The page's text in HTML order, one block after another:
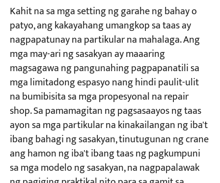
Kahit na sa mga setting ng garahe ng bahay o
patyo, ang kakayahang umangkop sa taas ay
nagpapatunay na partikular na mahalaga. Ang
mga may-ari ng sasakyan ay maaaring
magsagawa ng pangunahing pagpapanatili sa
mga limitadong espasyo nang hindi paulit-ulit
na bumibisita sa mga propesyonal na repair
shop. Sa pamamagitan ng pagsasaayos ng taas
ayon sa mga partikular na kinakailangan ng iba't
ibang bahagi ng sasakyan, tinutugunan ng crane
ang hamon ng iba't ibang taas ng pagkumpuni
sa mga modelo ng sasakyan, na nagpapalawak